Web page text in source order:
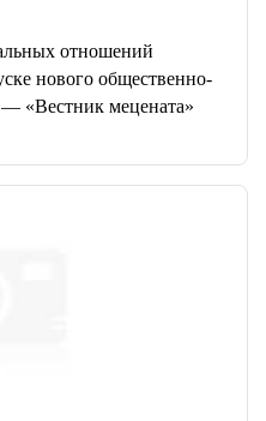
отношений
нового общественно-
— «Вестник мецената»